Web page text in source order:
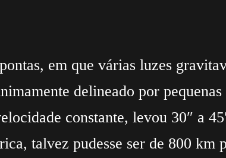
em que várias luzes
delineado por
constante, levou 30″ a
talvez pudesse ser de 800 km